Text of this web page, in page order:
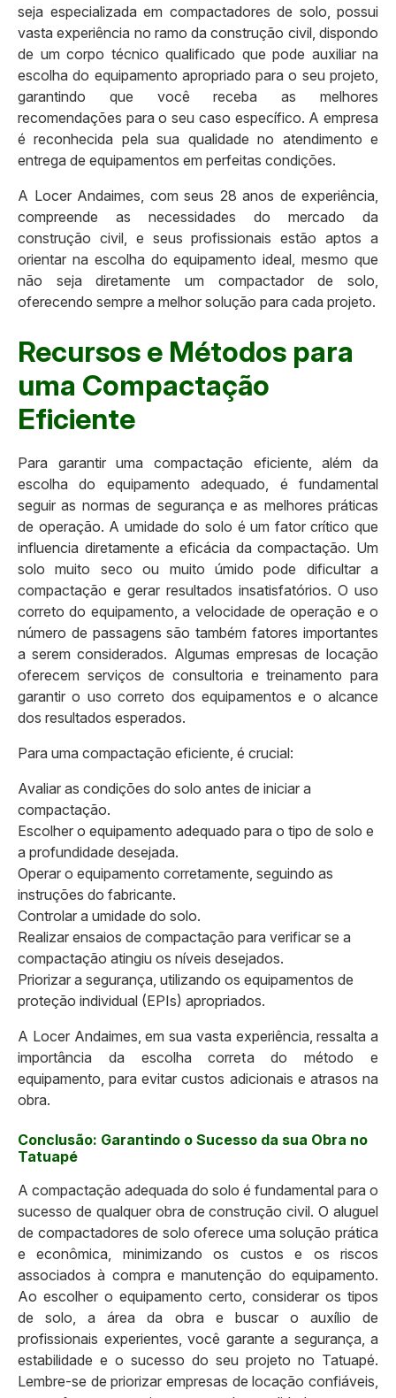
seja especializada em compactadores de solo, possui
vasta experiência no ramo da construção civil, dispondo
de um corpo técnico qualificado que pode auxiliar na
escolha do equipamento apropriado para o seu projeto,
garantindo que você receba as melhores
recomendações para o seu caso específico. A empresa
é reconhecida pela sua qualidade no atendimento e
entrega de equipamentos em perfeitas condições.
A Locer Andaimes, com seus 28 anos de experiência,
compreende as necessidades do mercado da
construção civil, e seus profissionais estão aptos a
orientar na escolha do equipamento ideal, mesmo que
não seja diretamente um compactador de solo,
oferecendo sempre a melhor solução para cada projeto.
Recursos e Métodos para
uma Compactação
Eficiente
Para garantir uma compactação eficiente, além da
escolha do equipamento adequado, é fundamental
seguir as normas de segurança e as melhores práticas
de operação. A umidade do solo é um fator crítico que
influencia diretamente a eficácia da compactação. Um
solo muito seco ou muito úmido pode dificultar a
compactação e gerar resultados insatisfatórios. O uso
correto do equipamento, a velocidade de operação e o
número de passagens são também fatores importantes
a serem considerados. Algumas empresas de locação
oferecem serviços de consultoria e treinamento para
garantir o uso correto dos equipamentos e o alcance
dos resultados esperados.
Para uma compactação eficiente, é crucial:
Avaliar as condições do solo antes de iniciar a
compactação.
Escolher o equipamento adequado para o tipo de solo e
a profundidade desejada.
Operar o equipamento corretamente, seguindo as
instruções do fabricante.
Controlar a umidade do solo.
Realizar ensaios de compactação para verificar se a
compactação atingiu os níveis desejados.
Priorizar a segurança, utilizando os equipamentos de
proteção individual (EPIs) apropriados.
A Locer Andaimes, em sua vasta experiência, ressalta a
importância da escolha correta do método e
equipamento, para evitar custos adicionais e atrasos na
obra.
Conclusão: Garantindo o Sucesso da sua Obra no
Tatuapé
A compactação adequada do solo é fundamental para o
sucesso de qualquer obra de construção civil. O aluguel
de compactadores de solo oferece uma solução prática
e econômica, minimizando os custos e os riscos
associados à compra e manutenção do equipamento.
Ao escolher o equipamento certo, considerar os tipos
de solo, a área da obra e buscar o auxílio de
profissionais experientes, você garante a segurança, a
estabilidade e o sucesso do seu projeto no Tatuapé.
Lembre-se de priorizar empresas de locação confiáveis,